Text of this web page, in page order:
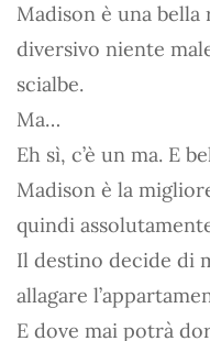
Madison è una bella
diversivo niente
scialbe.
Ma…
Eh sì, c’è un ma. E
Madison è la
quindi
Il destino decide di
allagare
E dove mai potrà